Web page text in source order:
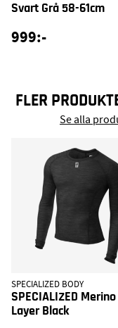
Svart Grå 58-61cm
999:-
FLER
Se alla
SPECIALIZED BODY
SPECIALIZED Merino
Layer Black